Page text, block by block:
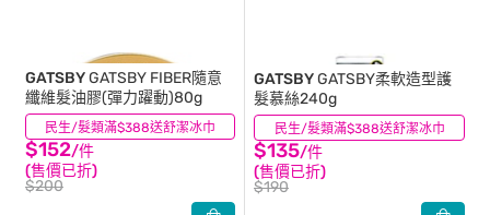
民生/髮類滿$388送舒潔冰巾
GATSBYGATSBY FIBER隨意
纖維髮油膠(彈力躍動)80g
$152/件
(售價已折)
$200
(1) 民生/髮類滿$388送舒潔冰巾
GATSBYGATSBY柔軟造型護
髮慕絲240g
$135/件
(售價已折)
$190
(0)